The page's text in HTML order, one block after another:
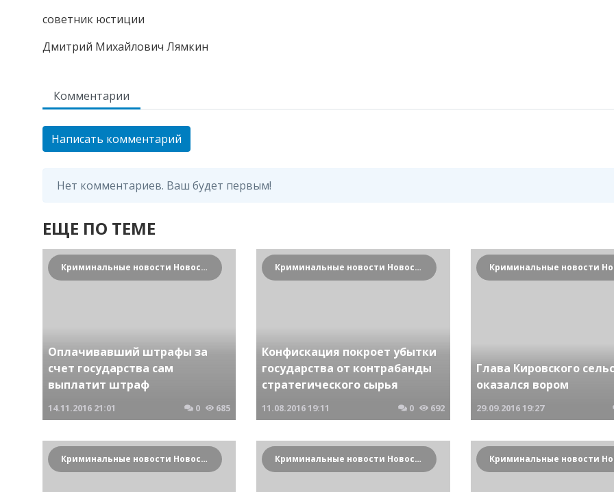
советник юстиции
Дмитрий Михайлович Лямкин
Комментарии
Написать комментарий
Нет комментариев. Ваш будет первым!
ЕЩЕ ПО ТЕМЕ
Криминальные новости Новосибирска и Сибирского региона
Оплачивавший штрафы за
счет государства сам
выплатит штраф
14.11.2016 21:01 0 685
Криминальные новости Новосибирска и Сибирского региона
Конфискация покроет убытки
государства от контрабанды
стратегического сырья
11.08.201619:11 0 692
Глава Кировского
оказался вором
29.09.201619:27
Криминальные новости Новосибирска и Сибирского региона Криминальные новости Новосибирска и Сибирского региона